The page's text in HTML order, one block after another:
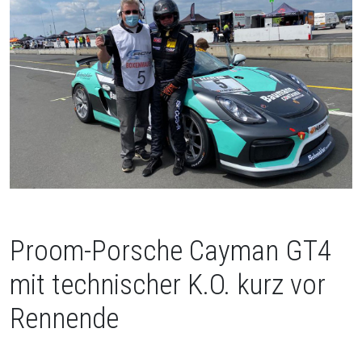
Proom-Porsche Cayman GT4
mit technischer K.O. kurz vor
Rennende